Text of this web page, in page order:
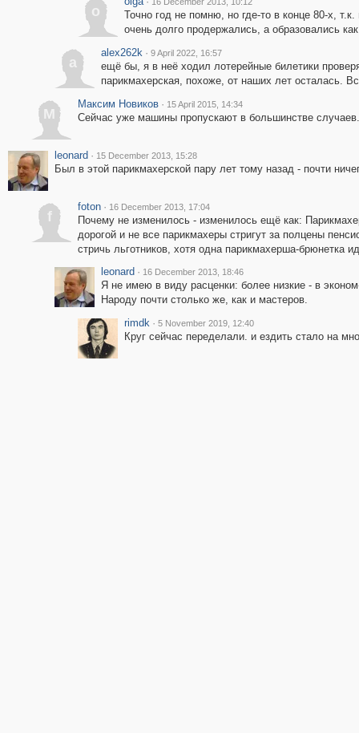
o
Точно год не помню, но где-то в конце 80-х,
очень долго продержались, а образовались
a
alex262k · 9 April 2022, 16:57
ещё бы, я в неё ходил лотерейные билетики
парикмахерская, похоже, от наших лет осталась.
М
Максим Новиков · 15 April 2015, 14:34
Сейчас уже машины пропускают в большинстве
leonard · 15 December 2013, 15:28
Был в этой парикмахерской пару лет тому назад - почти
f
foton · 16 December 2013, 17:04
Почему не изменилось - изменилось ещё как:
дорогой и не все парикмахеры стригут за полцены
стричь льготников, хотя одна парикмахерша-брюнетка
leonard · 16 December 2013, 18:46
Я не имею в виду расценки: более низкие - в
Народу почти столько же, как и мастеров.
rimdk · 5 November 2019, 12:40
Круг сейчас переделали. и ездить стало на